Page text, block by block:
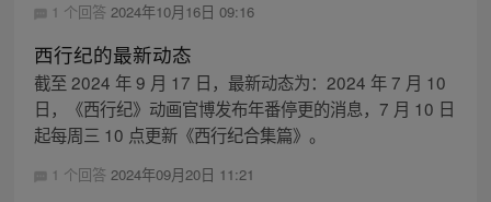
1 个回答 2024年10月16日 09:16
西行纪的最新动态
截至 2024 年 9 月 17 日，最新动态为：2024 年 7 月 10
日，《西行纪》动画官博发布年番停更的消息，7 月 10 日
起每周三 10 点更新《西行纪合集篇》。
1 个回答 2024年09月20日 11:21